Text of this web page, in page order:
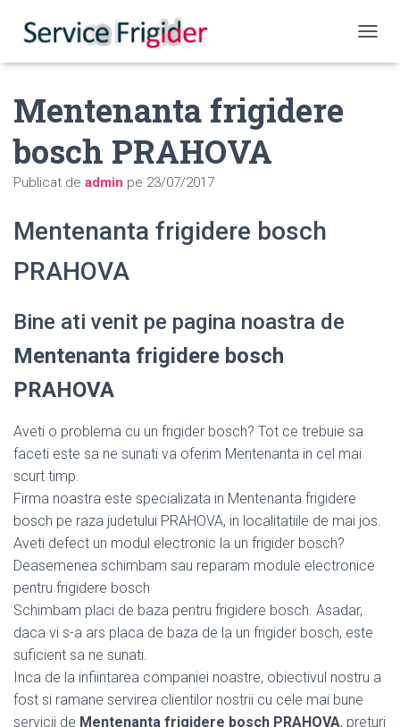
Mentenanta frigidere
bosch PRAHOVA
Publicat de admin pe 23/07/2017
Mentenanta frigidere bosch
PRAHOVA
Bine ati venit pe pagina noastra de
Mentenanta frigidere bosch
PRAHOVA
Aveti o problema cu un frigider bosch? Tot ce trebuie sa
faceti este sa ne sunati va oferim Mentenanta in cel mai
scurt timp.
Firma noastra este specializata in Mentenanta frigidere
bosch pe raza judetului PRAHOVA, in localitatiile de mai jos.
Aveti defect un modul electronic la un frigider bosch?
Deasemenea schimbam sau reparam module electronice
pentru frigidere bosch
Schimbam placi de baza pentru frigidere bosch. Asadar,
daca vi s-a ars placa de baza de la un frigider bosch, este
suficient sa ne sunati.
Inca de la infiintarea companiei noastre, obiectivul nostru a
fost si ramane servirea clientilor nostrii cu cele mai bune
servicii de Mentenanta frigidere bosch PRAHOVA, preturi